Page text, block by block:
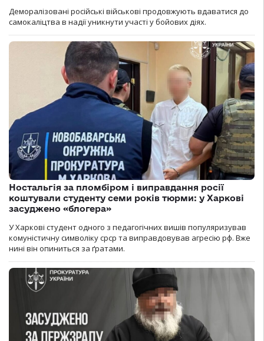
Деморалізовані російські військові продовжують вдаватися до
самокаліцтва в надії уникнути участі у бойових діях.
Ностальгія за пломбіром і виправдання росії
коштували студенту семи років тюрми: у Харкові
засуджено «блогера»
У Харкові студент одного з педагогічних вишів популяризував
комуністичну символіку срср та виправдовував агресію рф. Вже
нині він опиниться за ґратами.